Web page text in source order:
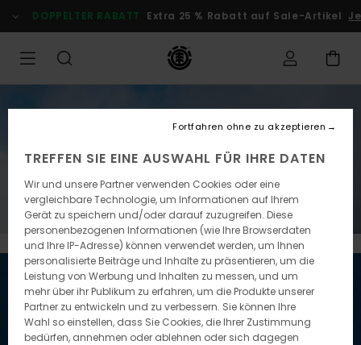
DOPPELTER RABATT Extra 25 % Rabatt auf Sale-Artikel Jetzt
DOPPELTER RABATT
Extra 25 % Rabatt auf Sale-Artikel
Jetzt Sparen
TREFFEN SIE EINE AUSWAHL FÜR IHRE DATEN
Wir und unsere Partner verwenden Cookies oder eine
vergleichbare Technologie, um Informationen auf Ihrem
Gerät zu speichern und/oder darauf zuzugreifen. Diese
personenbezogenen Informationen (wie Ihre Browserdaten
und Ihre IP-Adresse) können verwendet werden, um Ihnen
personalisierte Beiträge und Inhalte zu präsentieren, um die
Leistung von Werbung und Inhalten zu messen, und um
mehr über ihr Publikum zu erfahren, um die Produkte unserer
Partner zu entwickeln und zu verbessern. Sie können Ihre
Wahl so einstellen, dass Sie Cookies, die Ihrer Zustimmung
bedürfen, annehmen oder ablehnen oder sich dagegen
Fortfahren ohne zu akzeptieren